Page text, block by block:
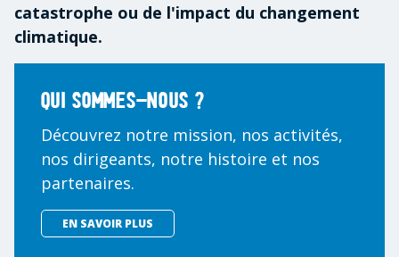
catastrophe ou de l'impact du changement
climatique.
Qui sommes-nous ?
Découvrez notre mission, nos activités,
nos dirigeants, notre histoire et nos
partenaires.
EN SAVOIR PLUS